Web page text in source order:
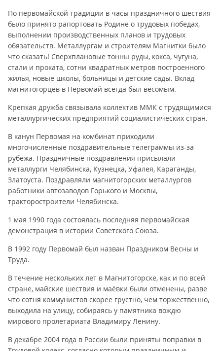
По первомайской традиции в часы праздничного шествия
было принято рапортовать Родине о трудовых победах,
выполнении производственных планов и трудовых
обязательств. Металлургам и строителям Магнитки было
что сказать! Сверхплановые тонны руды, кокса, чугуна,
стали и проката, сотни квадратных метров построенного
жилья, новые школы, больницы и детские сады. Вклад
магнитогорцев в Первомай всегда был весомым.
Крепкая дружба связывала коллектив ММК с трудящимися
металлургических предприятий социалистических стран.
В канун Первомая на комбинат приходили
многочисленные поздравительные телеграммы из-за
рубежа. Праздничные поздравления присылали
металлурги Челябинска, Кузнецка, Уфалея, Караганды,
Златоуста. Поздравляли магнитогорских металлургов
работники автозаводов Горького и Москвы,
тракторостроители Челябинска.
1 мая 1990 года состоялась последняя первомайская
демонстрация в истории Советского Союза.
В 1992 году Первомай был назван Праздником Весны и
Труда.
В течение нескольких лет в Магнитогорске, как и по всей
стране, майские шествия и маёвки были отменены, разве
что сотня коммунистов скорее грустно, чем торжественно,
выходила на улицу, собираясь у памятника вождю
мирового пролетариата Владимиру Ленину.
В декабре 2004 года в России были приняты поправки в